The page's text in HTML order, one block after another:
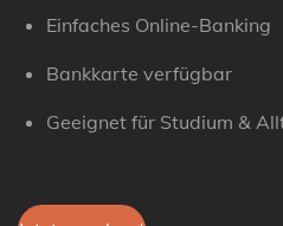
Einfaches Online-Banking
Bankkarte verfügbar
Geeignet für Studium &